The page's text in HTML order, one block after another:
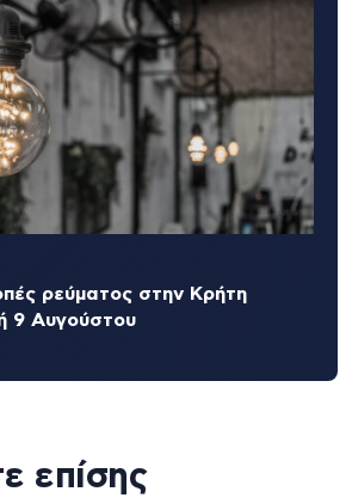
ρεύματος στην Κρήτη
9 Αυγούστου
επίσης